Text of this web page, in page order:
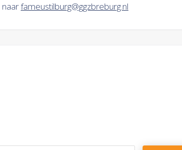
fameustilburg@ggzbreburg.nl